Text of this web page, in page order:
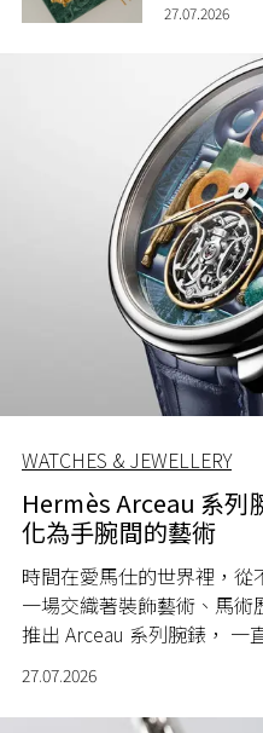
27.07.2026
WATCHES & JEWELLERY
Hermès Arceau 系列
化為手腕間的藝術
時間在愛馬仕的世界裡，
一場交織著裝飾藝術、馬術
推出 Arceau 系列腕錶， 一
27.07.2026